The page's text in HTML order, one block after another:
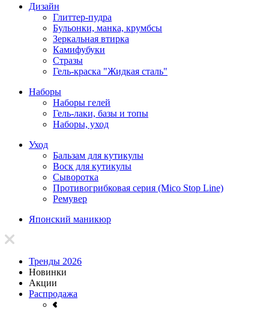
Дизайн
Глиттер-пудра
Бульонки, манка, крумбсы
Зеркальная втирка
Камифубуки
Стразы
Гель-краска "Жидкая сталь"
Наборы
Наборы гелей
Гель-лаки, базы и топы
Наборы, уход
Уход
Бальзам для кутикулы
Воск для кутикулы
Сыворотка
Противогрибковая серия (Mico Stop Line)
Ремувер
Японский маникюр
Тренды 2026
Новинки
Акции
Распродажа